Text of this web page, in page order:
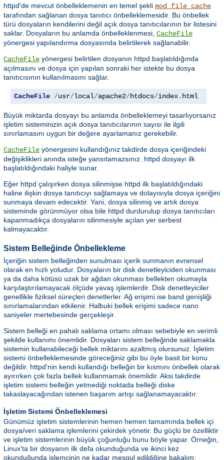
httpd'de mevcut önbelleklemenin en temel şekli mod_file_cache
tarafından sağlanan dosya tanıtıcı önbelleklemesidir. Bu önbellek
türü dosyaların kendilerini değil açık dosya tanıtıcılarının bir listesini
saklar. Dosyaların bu anlamda önbelleklenmesi, CacheFile
yönergesi yapılandırma dosyasında belirtilerek sağlanabilir.
CacheFile yönergesi belirtilen dosyanın httpd başlatıldığında
açılmasını ve dosya için yapılan sonraki her istekte bu dosya
tanıtıcısının kullanılmasını sağlar.
CacheFile /usr/local/apache2/htdocs/index. html
Büyük miktarda dosyayı bu anlamda önbelleklemeyi tasarlıyorsanız
işletim sisteminizin açık dosya tanıtıcılarının sayısı ile ilgili
sınırlamasını uygun bir değere ayarlamanız gerekebilir.
CacheFile yönergesini kullandığınız takdirde dosya içeriğindeki
değişiklikleri anında isteğe yansıtamazsınız. httpd dosyayı ilk
başlatıldığındaki haliyle sunar.
Eğer httpd çalışırken dosya silinmişse httpd ilk başlatıldığındaki
haline ilişkin dosya tanıtıcıyı sağlamaya ve dolayısıyla dosya içeriğini
sunmaya devam edecektir. Yani, dosya silinmiş ve artık dosya
sisteminde görünmüyor olsa bile httpd durdurulup dosya tanıtıcıları
kapanmadıkça dosyaların silinmesiyle açılan yer serbest
kalmayacaktır.
Sistem Belleğinde Önbellekleme
İçeriğin sistem belleğinden sunulması içerik sunmanın evrensel
olarak en hızlı yoludur. Dosyaların bir disk denetleyiciden okunması
ya da daha kötüsü uzak bir ağdan okunması bellekten okumayla
karşılaştırılamayacak ölçüde yavaş işlemlerdir. Disk denetleyiciler
genellikle fiziksel süreçleri denetlerler. Ağ erişimi ise band genişliği
sınırlamalarından etkilenir. Halbuki bellek erişimi sadece nano
saniyeler mertebesinde gerçekleşir.
Sistem belleği en pahalı saklama ortamı olması sebebiyle en verimli
şekilde kullanımı önemlidir. Dosyaları sistem belleğinde saklamakla
sistemin kullanabileceği bellek miktarını azaltmış olursunuz. İşletim
sistemi önbelleklemesinde göreceğiniz gibi bu öyle basit bir konu
değildir. httpd'nin kendi kullandığı belleğin bir kısmını önbellek olarak
ayırırken çok fazla bellek kullanmamak önemlidir. Aksi takdirde
işletim sistemi belleğin yetmediği noktada belleği diske
takaslayacağından istenen başarım artışı sağlanamayacaktır.
İşletim Sistemi Önbelleklemesi
Günümüz iştetim sistemlerinin hemen hemen tamamında bellek içi
dosya/veri saklama işlemlerini çekirdek yönetir. Bu güçlü bir özelliktir
ve işletim sistemlerinin büyük çoğunluğu bunu böyle yapar. Örneğin,
Linux'ta bir dosyanın ilk defa okunduğunda ve ikinci kez
okunduğunda işlemcinin ne kadar meşgul edildiğine bakalım: